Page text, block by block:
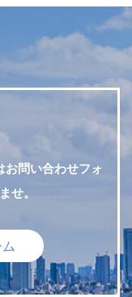
お問い合わせフォ
せ。